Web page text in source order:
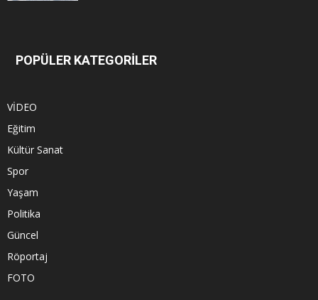
POPÜLER KATEGORİLER
VİDEO
Eğitim
Kültür Sanat
Spor
Yaşam
Politika
Güncel
Röportaj
FOTO